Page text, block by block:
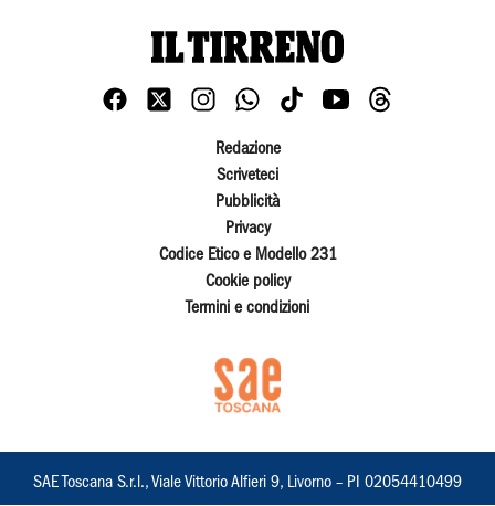
Redazione
Scriveteci
Pubblicità
Privacy
Codice Etico e Modello 231
Cookie policy
Termini e condizioni
SAE Toscana S.r.l., Viale Vittorio Alfieri 9, Livorno – PI 02054410499